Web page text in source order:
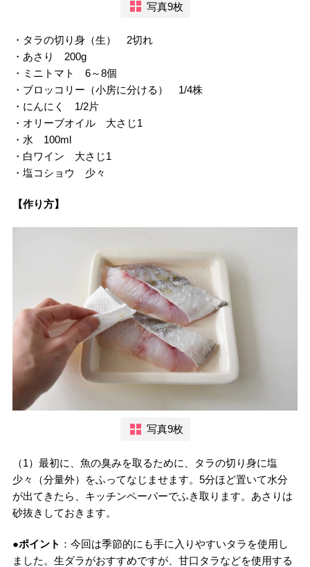
写真9枚
・タラの切り身（生） 2切れ
・あさり 200g
・ミニトマト 6～8個
・ブロッコリー（小房に分ける） 1/4株
・にんにく 1/2片
・オリーブオイル 大さじ1
・水 100ml
・白ワイン 大さじ1
・塩コショウ 少々
【作り方】
写真9枚
（1）最初に、魚の臭みを取るために、タラの切り身に塩
少々（分量外）をふってなじませます。5分ほど置いて水分
が出てきたら、キッチンペーパーでふき取ります。あさりは
砂抜きしておきます。
●ポイント ：今回は季節的にも手に入りやすいタラを使用し
ました。生ダラがおすすめですが、甘口タラなどを使用する